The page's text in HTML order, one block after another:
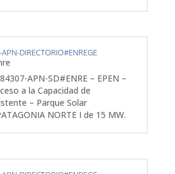
DIRECTORIO#ENREGE
APN-SD#ENRE – EPEN –
a la Capacidad de
– Parque Solar
NORTE I de 15 MW.